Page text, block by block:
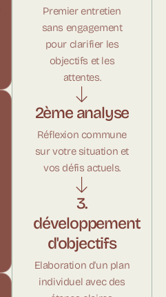
Premier entretien
sans engagement
pour clarifier les
objectifs et les
attentes.
2ème analyse
Réflexion commune
sur votre situation et
vos défis actuels.
3.
développement
d'objectifs
Elaboration d'un plan
individuel avec des